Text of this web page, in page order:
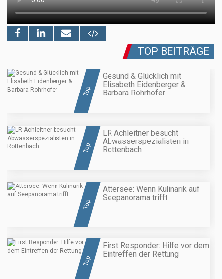
TOP BEITRÄGE
Top
Gesund & Glücklich mit
Elisabeth Eidenberger &
Barbara Rohrhofer
Top
LR Achleitner besucht
Abwasserspezialisten in
Rottenbach
Top
Attersee: Wenn Kulinarik auf
Seepanorama trifft
Top
First Responder: Hilfe vor dem
Eintreffen der Rettung